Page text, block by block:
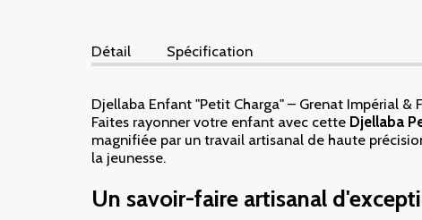
Détail Spécification
Djellaba Enfant "Petit Charga" – Grenat Impérial &
Faites rayonner votre enfant avec cette Djellaba
magnifiée par un travail artisanal de haute
la jeunesse.
Un savoir-faire artisanal